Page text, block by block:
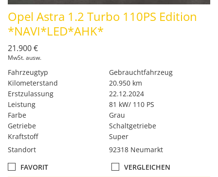
Opel Astra 1.2 Turbo 110PS Edition
*NAVI*LED*AHK*
21.900 €
MwSt. ausw.
Fahrzeugtyp
Gebrauchtfahrzeug
Kilometerstand
20.950 km
Erstzulassung
22.12.2024
Leistung
81 kW/ 110 PS
Farbe
Grau
Getriebe
Schaltgetriebe
Kraftstoff
Super
Standort
92318 Neumarkt
FAVORIT
VERGLEICHEN